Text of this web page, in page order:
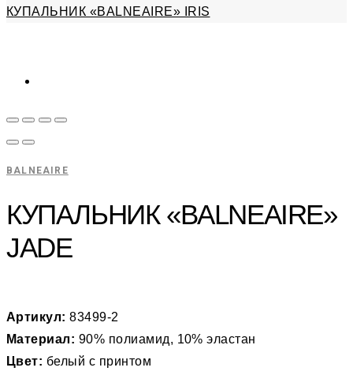
КУПАЛЬНИК «BALNEAIRE» IRIS
BALNEAIRE
КУПАЛЬНИК «BALNEAIRE»
JADE
Артикул: 83499-2
Материал: 90% полиамид, 10% эластан
Цвет: белый с принтом